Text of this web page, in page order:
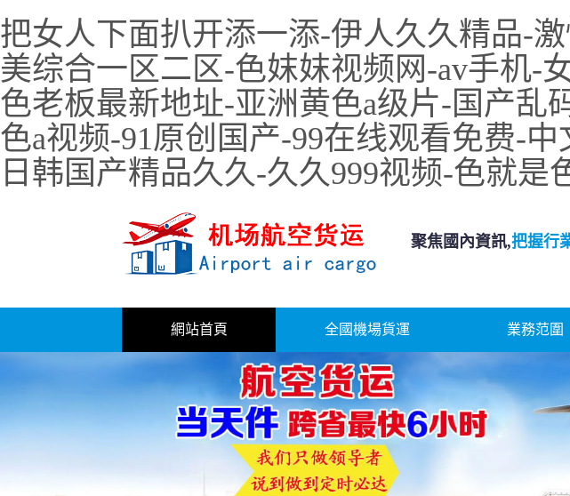
把女人下面扒开添一添-伊人久久精品-
美综合一区二区-色妺妺视频网-av手机-
色老板最新地址-亚洲黄色a级片-国产乱
色a视频-91原创国产-99在线观看免费-
日韩国产精品久久-久久999视频-色就是
聚焦國內資訊,把握行
網站首頁 全國機場貨運 業務范圍